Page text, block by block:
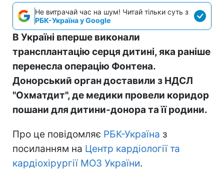
Не витрачай час на шум! Читай тільки суть з
РБК-Україна у Google
В Україні вперше виконали
трансплантацію серця дитині, яка раніше
перенесла операцію Фонтена.
Донорський орган доставили з НДСЛ
"Охматдит", де медики провели коридор
пошани для дитини-донора та її родини.
Про це повідомляє РБК-Україна з
посиланням на Центр кардіології та
кардіохірургії МОЗ України.